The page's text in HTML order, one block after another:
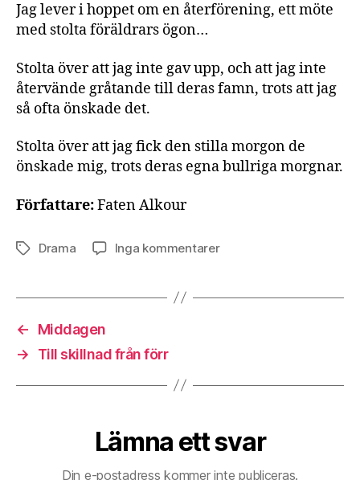
Jag lever i hoppet om en återförening, ett möte
med stolta föräldrars ögon…
Stolta över att jag inte gav upp, och att jag inte
återvände gråtande till deras famn, trots att jag
så ofta önskade det.
Stolta över att jag fick den stilla morgon de
önskade mig, trots deras egna bullriga morgnar.
Författare:Faten Alkour
Etiketter
Drama Inga kommentarertill
dags
←
Middagen
→
Till skillnad från förr
Lämna ett svar
Din e-postadress kommer inte publiceras.